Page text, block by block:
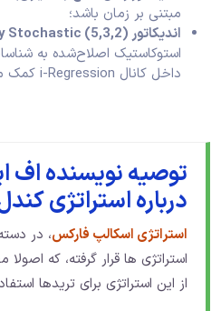
مبتنی بر زمان باشد؛
اندیکاتور Drake Delay Stochastic (5,3,2):
استوکاستیک اصلاح‌شده به
داخل کانال i-Regression کمک می‌کند.
توصیه نویسنده
درباره استراتژی
استراتژی اسکالپ فارکس، در
استراتژی ها قرار گرفته، که
از این استراتژی برای تریدها